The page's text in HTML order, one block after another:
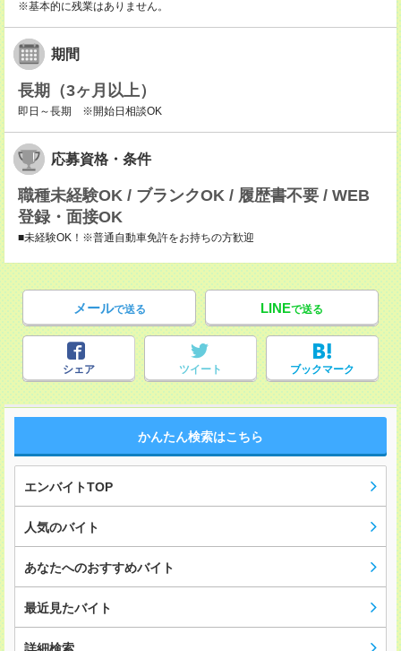
※基本的に残業はありません。
期間
長期（3ヶ月以上）
即日～長期 ※開始日相談OK
応募資格・条件
職種未経験OK / ブランクOK / 履歴書不要 / WEB
登録・面接OK
■未経験OK！※普通自動車免許をお持ちの方歓迎
メールで送る LINEで送る
シェア ツイート ブックマーク
かんたん検索はこちら
エンバイトTOP
人気のバイト
あなたへのおすすめバイト
最近見たバイト